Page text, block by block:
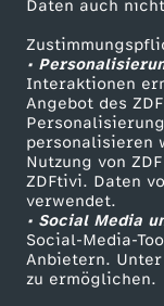
Daten auch
•
Interaktionen
Angebot des
personalisieren
Nutzung von
ZDFtivi. Daten
verwendet.
• Social Media
Social-Media-
Anbietern. Unter
zu ermöglichen.
o
m
0
9
.
1
ZDFtext
Livestreams
Sendungen A-Z
TV-Programm
ZDF Unternehmen
Karriere